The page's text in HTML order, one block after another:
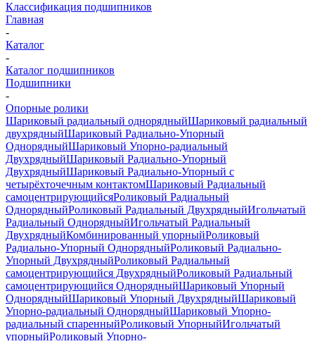
Классификация подшипников
Главная
-
Каталог
-
Каталог подшипников
Подшипники
-
Опорные ролики
Шариковый радиальный однорядныйШариковый радиальный
двухрядныйШариковый Радиально-Упорный
ОднорядныйШариковый Упорно-радиальный
ДвухрядныйШариковый Радиально-Упорный
ДвухрядныйШариковый Радиально-Упорный с
четырёхточечным контактомШариковый Радиальный
самоцентрирующийсяРоликовый Радиальный
ОднорядныйРоликовый Радиальный ДвухрядныйИгольчатый
Радиальный ОднорядныйИгольчатый Радиальный
ДвухрядныйКомбинированный упорныйРоликовый
Радиально-Упорный ОднорядныйРоликовый Радиально-
Упорный ДвухрядныйРоликовый Радиальный
самоцентрирующийся ДвухрядныйРоликовый Радиальный
самоцентрирующийся ОднорядныйШариковый Упорный
ОднорядныйШариковый Упорный ДвухрядныйШариковый
Упорно-радиальный ОднорядныйШариковый Упорно-
радиальный спаренныйРоликовый УпорныйИгольчатый
упорныйРоликовый Упорно-